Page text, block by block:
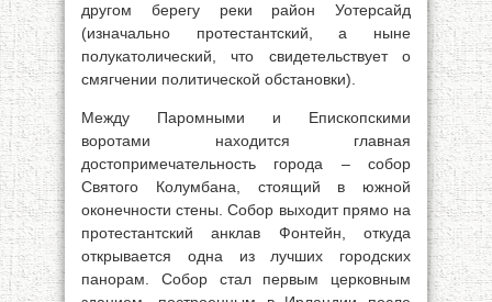
другом берегу реки район Уотерсайд
(изначально протестантский, а ныне
полукатолический, что свидетельствует о
смягчении политической обстановки).
Между Паромными и Епископскими
воротами находится главная
достопримечательность города – собор
Святого Колумбана, стоящий в южной
оконечности стены. Собор выходит прямо на
протестантский анклав Фонтейн, откуда
открывается одна из лучших городских
панорам. Собор стал первым церковным